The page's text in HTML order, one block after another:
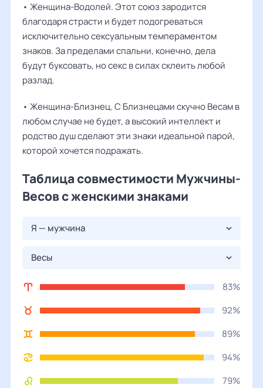
• Женщина-Водолей. Этот союз зародится
благодаря страсти и будет подогреваться
исключительно сексуальным темпераментом
знаков. За пределами спальни, конечно, дела
будут буксовать, но секс в силах склеить любой
разлад.
• Женщина-Близнец. С Близнецами скучно Весам в
любом случае не будет, а высокий интеллект и
родство душ сделают эти знаки идеальной парой,
которой хочется подражать.
Таблица совместимости Мужчины-
Весов с женскими знаками
Я — мужчина
Весы
83%
92%
89%
94%
79%